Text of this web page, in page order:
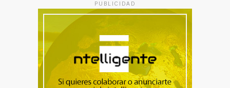
PUBLICIDAD